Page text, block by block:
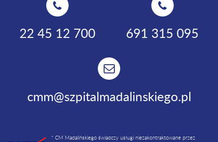
22 45 12 700 691 315 095
cmm@szpitalmadalinskiego.pl
* CM Madalińskiego świadczy usługi niezakontraktowane przez